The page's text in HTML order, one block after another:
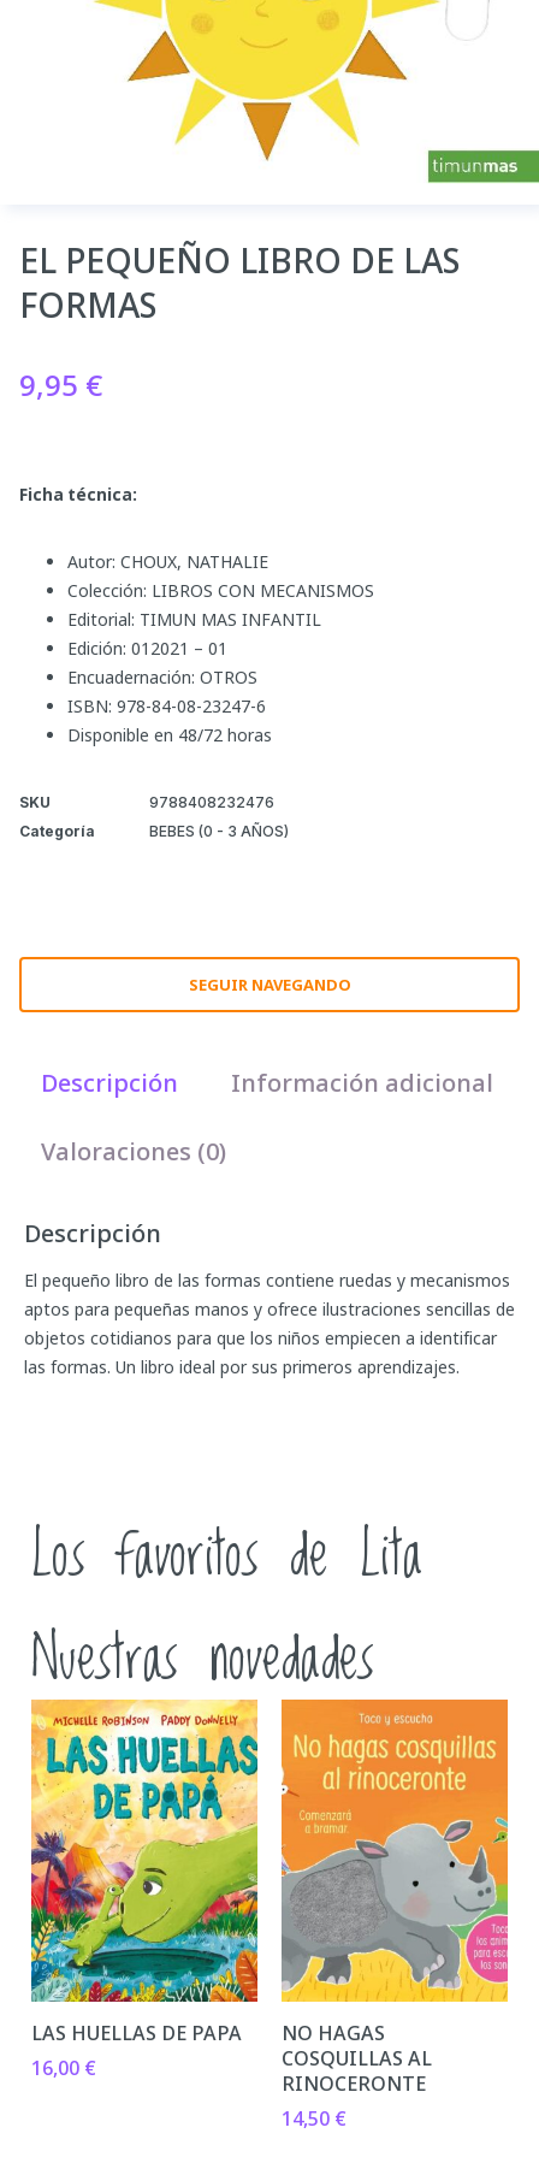
EL PEQUEÑO LIBRO DE LAS
FORMAS
9,95 €
Ficha técnica:
Autor: CHOUX, NATHALIE
Colección: LIBROS CON MECANISMOS
Editorial: TIMUN MAS INFANTIL
Edición: 012021 – 01
Encuadernación: OTROS
ISBN: 978-84-08-23247-6
Disponible en 48/72 horas
SKU
9788408232476
Categoría
BEBES (0 - 3 AÑOS)
SEGUIR NAVEGANDO
Descripción Información adicional
Valoraciones (0)
Descripción
El pequeño libro de las formas contiene ruedas y mecanismos
aptos para pequeñas manos y ofrece ilustraciones sencillas de
objetos cotidianos para que los niños empiecen a identificar
las formas. Un libro ideal por sus primeros aprendizajes.
Los favoritos de Lita
Nuestras novedades
LAS HUELLAS DE PAPA
16,00 €
NO HAGAS
COSQUILLAS AL
RINOCERONTE
14,50 €